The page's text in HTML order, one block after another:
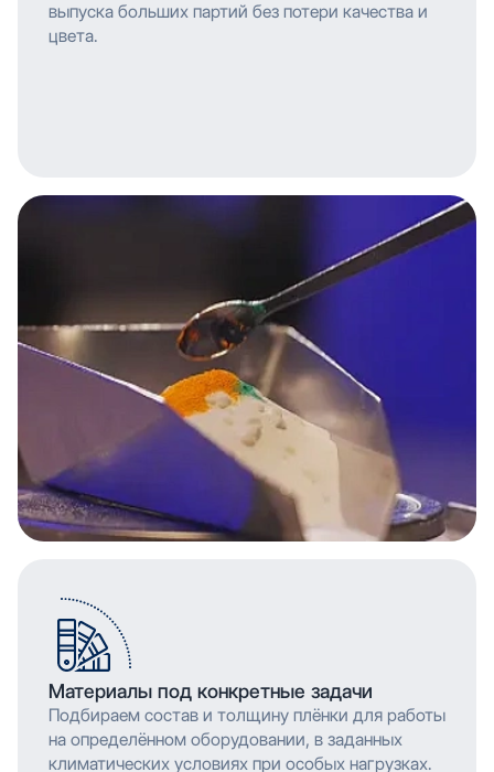
выпуска больших партий без потери качества и
цвета.
Материалы под конкретные задачи
Подбираем состав и толщину плёнки для работы
на определённом оборудовании, в заданных
климатических условиях при особых нагрузках.